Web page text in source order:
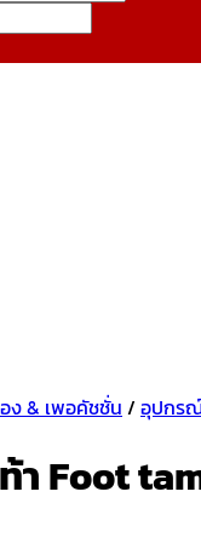
ง & เพอคัชชั่น / อุปกร
า Foot